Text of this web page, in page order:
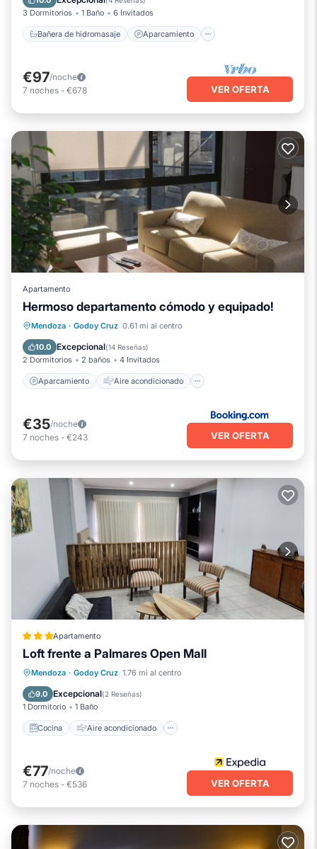
3 Dormitorios 1 Baño 6 Invitados
Bañera de hidromasaje Aparcamiento
€97/noche
7 noches - €678 VER OFERTA
Apartamento
Hermoso departamento cómodo y equipado!
Mendoza · Godoy Cruz 0.61 mi al centro
10.0 Excepcional(14 Reseñas)
2 Dormitorios 2 baños 4 Invitados
Aparcamiento Aire acondicionado
Aparcamiento
Aire acondicionado
Internet
Se admiten mascotas
€35/noche
7 noches - €243 VER OFERTA
Apartamento
Loft frente a Palmares Open Mall
Mendoza · Godoy Cruz 1.76 mi al centro
9.0 Excepcional(2 Reseñas)
1 Dormitorio 1 Baño
Cocina Aire acondicionado
Cocina Aire acondicionado
Apto para niños
€77/noche
7 noches - €536 VER OFERTA